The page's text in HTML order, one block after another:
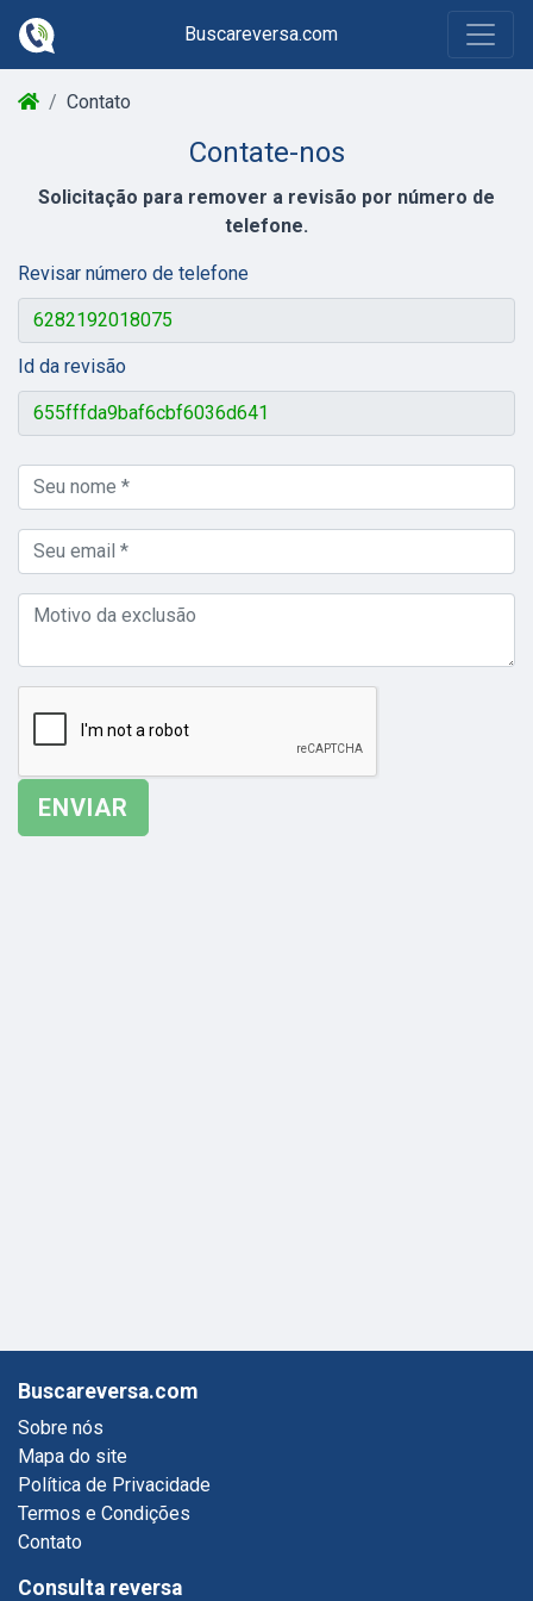
Buscareversa.com
Contato
Contate-nos
Solicitação para remover a revisão por número de
telefone.
Revisar número de telefone
Id da revisão
ENVIAR
Buscareversa.com
Sobre nós
Mapa do site
Política de Privacidade
Termos e Condições
Contato
Consulta reversa